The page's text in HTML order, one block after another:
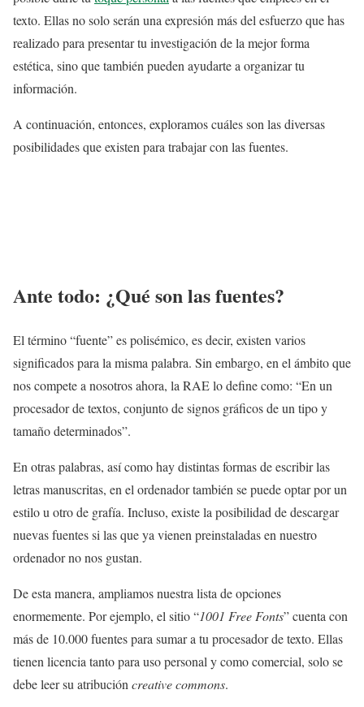
texto. Ellas no solo serán una expresión más del esfuerzo que has
realizado para presentar tu investigación de la mejor forma
estética, sino que también pueden ayudarte a organizar tu
información.
A continuación, entonces, exploramos cuáles son las diversas
posibilidades que existen para trabajar con las fuentes.
Ante todo: ¿Qué son las fuentes?
El término “fuente” es polisémico, es decir, existen varios
significados para la misma palabra. Sin embargo, en el ámbito que
nos compete a nosotros ahora, la RAE lo define como: “En un
procesador de textos, conjunto de signos gráficos de un tipo y
tamaño determinados”.
En otras palabras, así como hay distintas formas de escribir las
letras manuscritas, en el ordenador también se puede optar por un
estilo u otro de grafía. Incluso, existe la posibilidad de descargar
nuevas fuentes si las que ya vienen preinstaladas en nuestro
ordenador no nos gustan.
De esta manera, ampliamos nuestra lista de opciones
enormemente. Por ejemplo, el sitio “1001 Free Fonts” cuenta con
más de 10.000 fuentes para sumar a tu procesador de texto. Ellas
tienen licencia tanto para uso personal y como comercial, solo se
debe leer su atribucióncreative commons.